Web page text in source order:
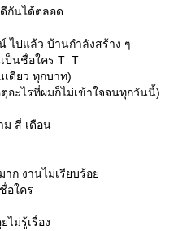
กันได้ตลอด
ปแล้ว บ้านกำลังสร้าง ๆ
ป็นชื่อใคร T_T
ดียว ทุกบาท)
อะไรที่ผมก็ไม่เข้าใจจนทุกวันนี้)
ม สี่ เดือน
าก งานไม่เรียบร้อ
อใคร
ไม่รู้เรื่อง